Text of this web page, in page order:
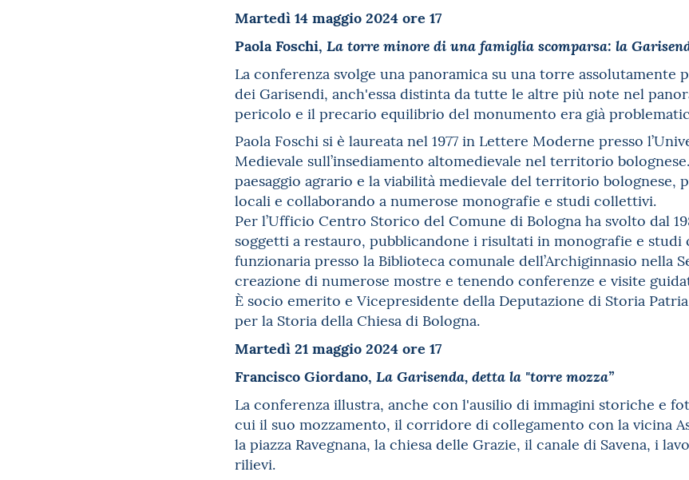
Martedì 14 maggio 2024 ore 17
Paola Foschi, La torre minore di una famiglia scomparsa: la
La conferenza svolge una panoramica su una torre
dei Garisendi, anch'essa distinta da tutte le altre più note nel
pericolo e il precario equilibrio del monumento era già
Paola Foschi si è laureata nel 1977 in Lettere Moderne presso
Medievale sull’insediamento altomedievale nel territorio
paesaggio agrario e la viabilità medievale del territorio
locali e collaborando a numerose monografie e studi collettivi.
Per l’Ufficio Centro Storico del Comune di Bologna ha svolto dal
soggetti a restauro, pubblicandone i risultati in monografie e studi
funzionaria presso la Biblioteca comunale dell’Archiginnasio nella
creazione di numerose mostre e tenendo conferenze e visite
È socio emerito e Vicepresidente della Deputazione di Storia
per la Storia della Chiesa di Bologna.
Martedì 21 maggio 2024 ore 17
Francisco Giordano, La Garisenda, detta la "torre mozza”
La conferenza illustra, anche con l'ausilio di immagini storiche e
cui il suo mozzamento, il corridore di collegamento con la vicina
la piazza Ravegnana, la chiesa delle Grazie, il canale di Savena, i
rilievi.